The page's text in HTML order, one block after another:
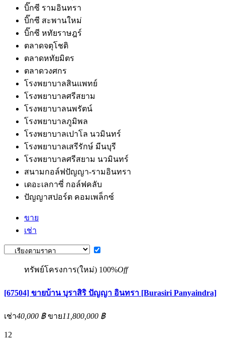
บิ๊กซี รามอินทรา
บิ๊กซี สะพานใหม่
บิ๊กซี หทัยราษฎร์
ตลาดจตุโชติ
ตลาดหทัยมิตร
ตลาดวงศกร
โรงพยาบาลสินแพทย์
โรงพยาบาลศรีสยาม
โรงพยาบาลนพรัตน์
โรงพยาบาลภูมิพล
โรงพยาบาลเปาโล นวมินทร์
โรงพยาบาลเสรีรักษ์ มีนบุรี
โรงพยาบาลศรีสยาม นวมินทร์
สนามกอล์ฟปัญญา-รามอินทรา
เดอะเลกาซี่ กอล์ฟคลับ
ปัญญาสปอร์ต คอมเพล็กซ์
ขาย
เช่า
ทรัพย์โครงการ(ใหม่) 100%Off
[67504] ขายบ้าน บุราสิริ ปัญญา อินทรา [Burasiri Panyaindra]
เช่า40,000 ฿ ขาย11,800,000 ฿
12